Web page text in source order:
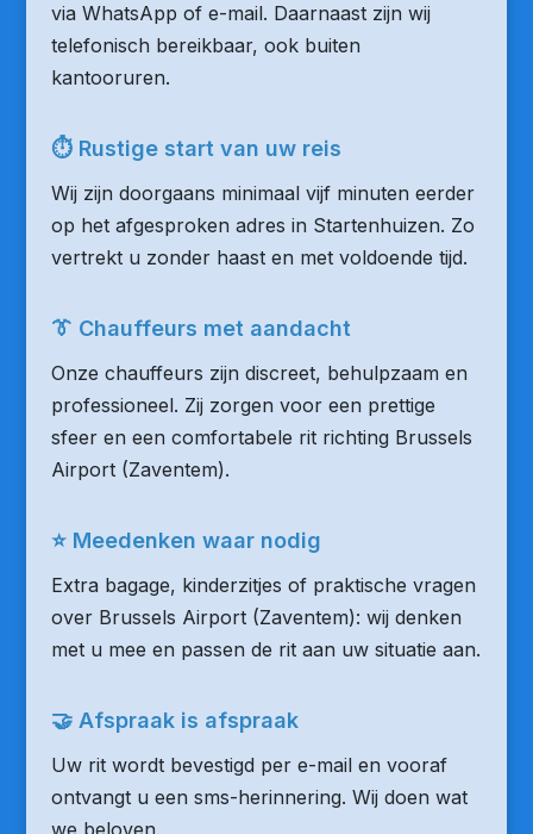
via WhatsApp of e-mail. Daarnaast zijn wij
telefonisch bereikbaar, ook buiten
kantooruren.
⏱ Rustige start van uw reis
Wij zijn doorgaans minimaal vijf minuten eerder
op het afgesproken adres in Startenhuizen. Zo
vertrekt u zonder haast en met voldoende tijd.
👔 Chauffeurs met aandacht
Onze chauffeurs zijn discreet, behulpzaam en
professioneel. Zij zorgen voor een prettige
sfeer en een comfortabele rit richting Brussels
Airport (Zaventem).
⭐ Meedenken waar nodig
Extra bagage, kinderzitjes of praktische vragen
over Brussels Airport (Zaventem): wij denken
met u mee en passen de rit aan uw situatie aan.
🤝 Afspraak is afspraak
Uw rit wordt bevestigd per e-mail en vooraf
ontvangt u een sms-herinnering. Wij doen wat
we beloven.